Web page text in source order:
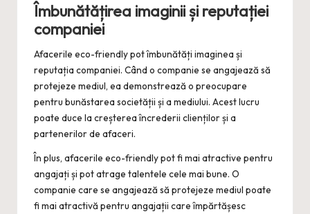
Îmbunătățirea imaginii și reputației
companiei
Afacerile eco-friendly pot îmbunătăți imaginea și
reputația companiei. Când o companie se angajează să
protejeze mediul, ea demonstrează o preocupare
pentru bunăstarea societății și a mediului. Acest lucru
poate duce la creșterea încrederii clienților și a
partenerilor de afaceri.
În plus, afacerile eco-friendly pot fi mai atractive pentru
angajați și pot atrage talentele cele mai bune. O
companie care se angajează să protejeze mediul poate
fi mai atractivă pentru angajații care împărtășesc